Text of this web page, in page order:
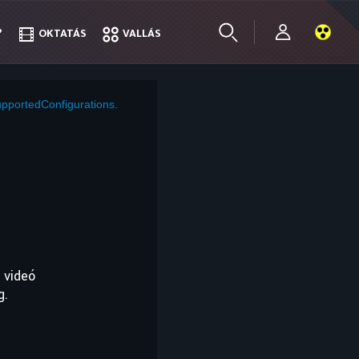
OKTATÁS VALLÁS
OKTATÁS VALLÁS